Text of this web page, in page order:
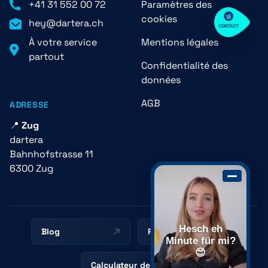
+41 31 552 00 72
+41 31 552 00 72
hey@dartera.ch
À votre service
partout
Paramètres des
cookies
Mentions légales
Confidentialité des
données
AGB
ADRESSE
📍 Zug
dartera
Bahnhofstrasse 11
6300 Zug
Blog Ressources
Calculateur de prix
CONTACT
Hesch eh
Minute für mi?
😊